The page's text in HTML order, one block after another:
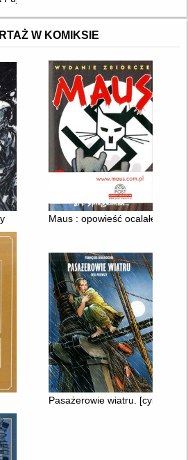
W KOMIKSIE
Maus : opowieść ocalałego. 1,
Pasażerowie wiatru. [cykl 1]